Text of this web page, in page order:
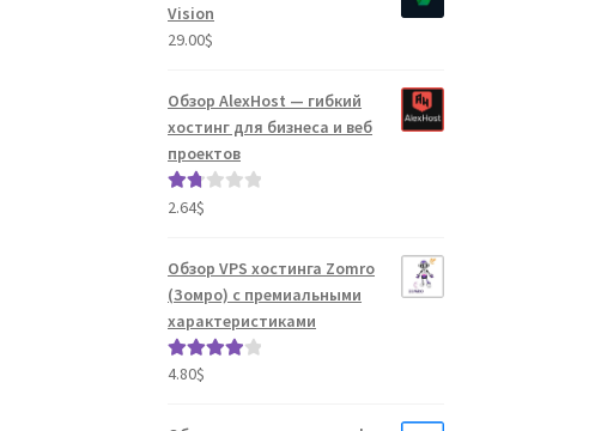
Vision
29.00$
Обзор AlexHost — гибкий
хостинг для бизнеса и веб
проектов
Оце
1.80
2.64$
Обзор VPS хостинга Zomro
(Зомро) с премиальными
характеристиками
Оценка
4.80$